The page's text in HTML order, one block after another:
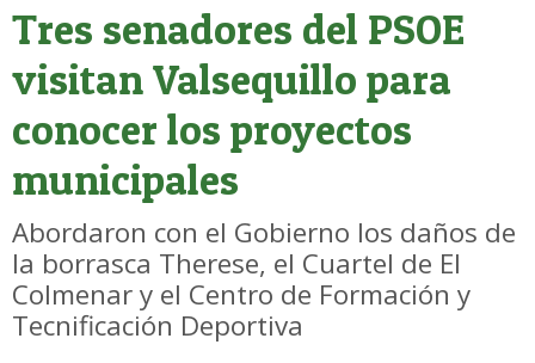
Tres senadores del PSOE
visitan Valsequillo para
conocer los proyectos
municipales
Abordaron con el Gobierno los daños de
la borrasca Therese, el Cuartel de El
Colmenar y el Centro de Formación y
Tecnificación Deportiva